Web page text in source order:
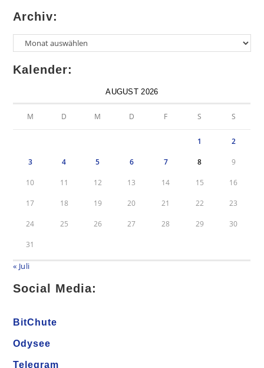
Archiv:
Kalender:
AUGUST 2026
M D M D F S S
1 2
3 4 5 6 7 8 9
10 11 12 13 14 15 16
17 18 19 20 21 22 23
24 25 26 27 28 29 30
31
« Juli
Social Media:
BitChute
Odysee
Telegram